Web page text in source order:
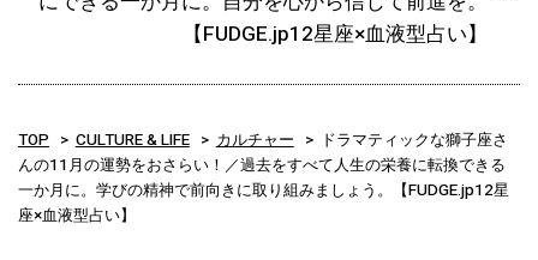
【FUDGE.jp12星座×血液型占い】
TOP CULTURE & LIFE カルチャー
ドラマティックな獅子座さ
んの11月の運勢をおさらい！／過去をすべて人生の栄養に転換できる
一か月に。学びの精神で前向きに取り組みましょう。【FUDGE.jp12星
座×血液型占い】